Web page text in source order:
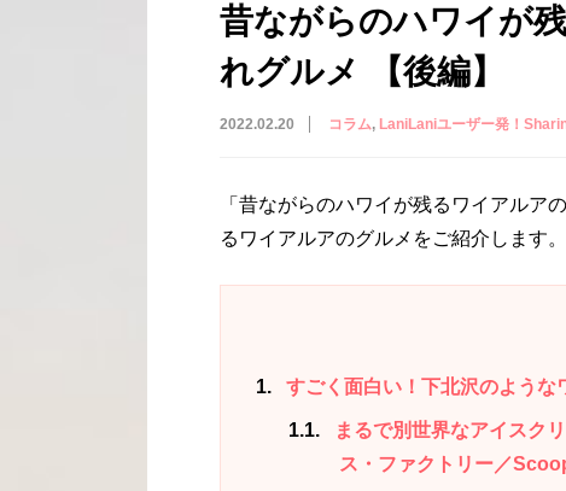
昔ながらのハワイが
れグルメ 【後編】
2022.02.20 コラム LaniLaniユーザー発！
「昔ながらのハワイが残るワイアルア
るワイアルアのグルメをご紹介します。
1 すごく面白い！下北沢のような
1.1
まるで別世界なアイスク
ス・ファクトリー／